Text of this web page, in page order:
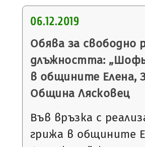
06.12.2019
Обява за свободно
длъжността:
в общините Елена,
Община Лясковец
Във връзка с
грижа в общините